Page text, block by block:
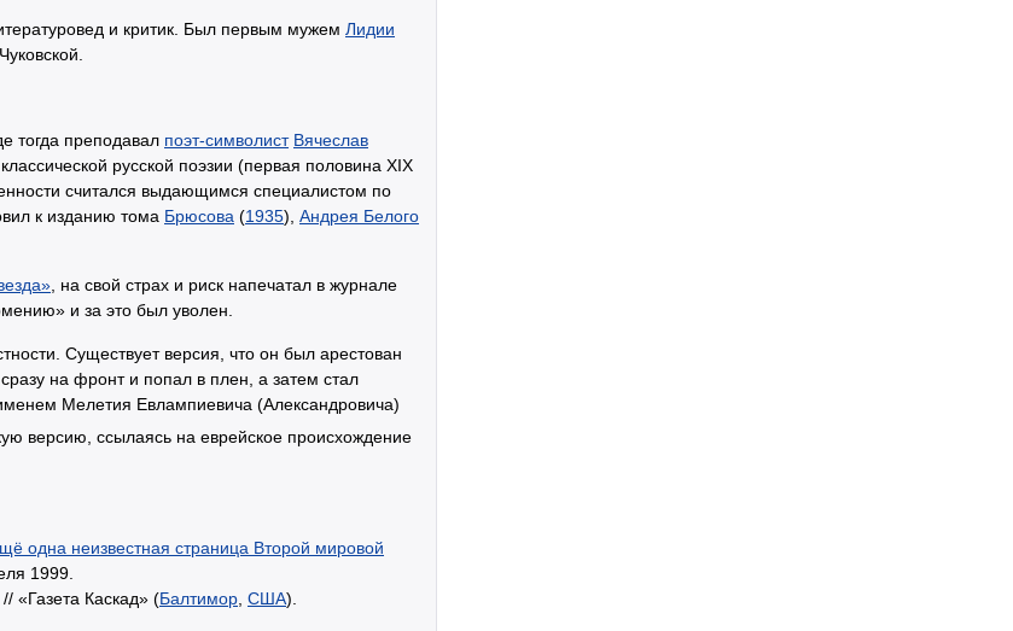
и критик. Был первым мужем Лидии
тогда преподавал поэт-символист Вячеслав
русской поэзии (первая половина XIX
считался выдающимся специалистом по
к изданию тома Брюсова (1935), Андрея Белого
, на свой страх и риск напечатал в журнале
и за это был уволен.
Существует версия, что он был арестован
на фронт и попал в плен, а затем стал
Мелетия Евлампиевича (Александровича)
версию, ссылаясь на еврейское происхождение
одна неизвестная страница Второй мировой
1999.
// «Газета Каскад» (Балтимор США).